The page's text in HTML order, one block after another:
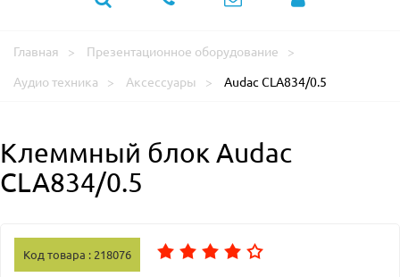
Главная
Презентационное оборудование
Аудио техника
Аксессуары Audac CLA834/0.5
Клеммный блок Audac
CLA834/0.5
Код товара : 218076